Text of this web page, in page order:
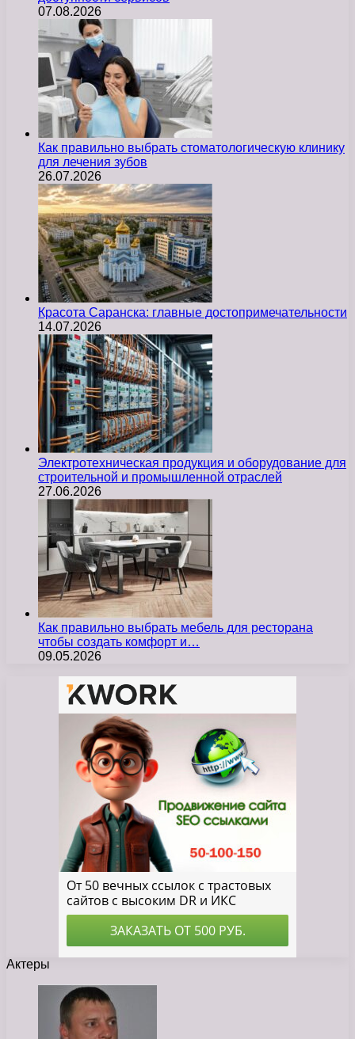
07.08.2026
Как правильно выбрать стоматологическую клинику
для лечения зубов
26.07.2026
Красота Саранска: главные достопримечательности
14.07.2026
Электротехническая продукция и оборудование для
строительной и промышленной отраслей
27.06.2026
Как правильно выбрать мебель для ресторана
чтобы создать комфорт и…
09.05.2026
Актеры